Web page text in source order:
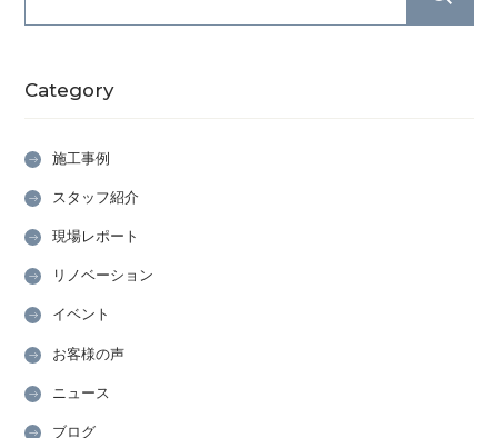
Category
施工事例
スタッフ紹介
現場レポート
リノベーション
イベント
お客様の声
ニュース
ブログ